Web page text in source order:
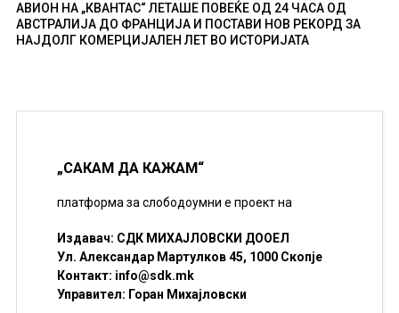
АВИОН НА „КВАНТАС“ ЛЕТАШЕ ПОВЕЌЕ ОД 24 ЧАСА ОД
АВСТРАЛИЈА ДО ФРАНЦИЈА И ПОСТАВИ НОВ РЕКОРД ЗА
НАЈДОЛГ КОМЕРЦИЈАЛЕН ЛЕТ ВО ИСТОРИЈАТА
„САКАМ ДА КАЖАМ“
платформа за слободоумни е проект на
Издавач: СДК МИХАЈЛОВСКИ ДООЕЛ
Ул. Александар Мартулков 45, 1000 Скопје
Контакт: info@sdk.mk
Управител: Горан Михајловски